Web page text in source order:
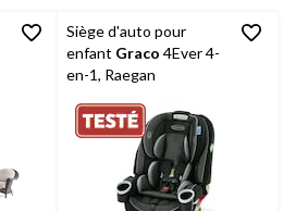
Siège d'auto pour
enfant Graco 4Ever 4-
en-1, Raegan